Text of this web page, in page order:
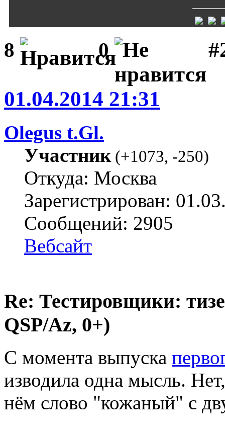
8 0
01.04.2014 21:31
Olegus t.Gl.
Участник(+1073, -250)
Откуда: Москва
Зарегистрирован:
Сообщений: 2905
Вебсайт
Re: Тестировщики:
QSP/Az, 0+)
С момента выпуска
изводила одна мысль.
нём слово "кожаный" с